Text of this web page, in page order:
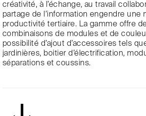
créativité, à l’échange, au travail
partage de l’information engendre une
productivité tertiaire. La gamme offre
combinaisons de modules et de
possibilité d’ajout d’accessoires tels
jardinières, boitier d’électrification,
séparations et coussins.